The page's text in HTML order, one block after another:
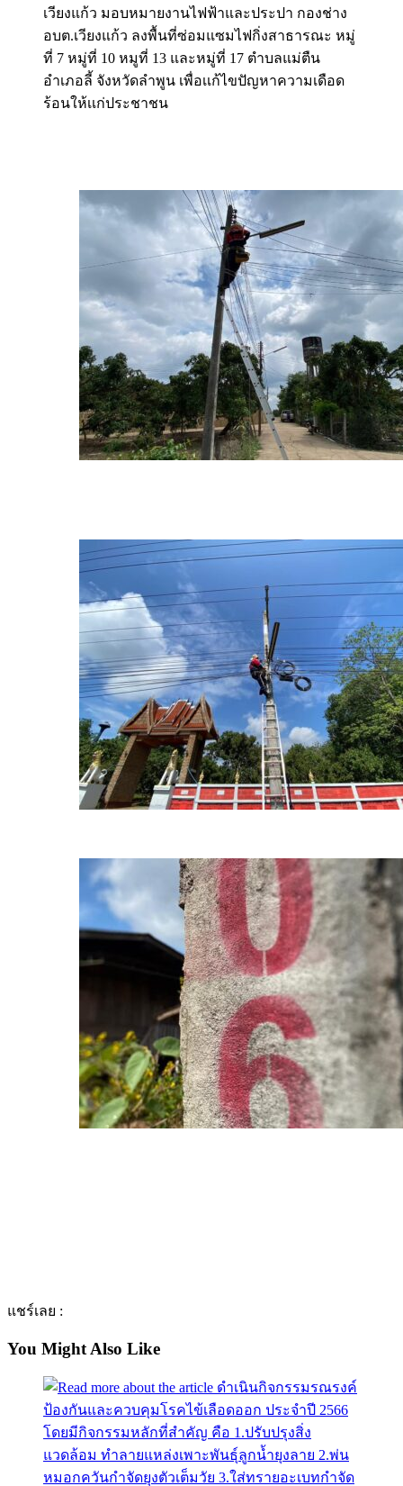
เวียงแก้ว มอบหมายงานไฟฟ้าและประปา กองช่าง
อบต.เวียงแก้ว ลงพื้นที่ซ่อมแซมไฟกิ่งสาธารณะ หมู่
ที่ 7 หมู่ที่ 10 หมูที่ 13 และหมู่ที่ 17 ตำบลแม่ตืน
อำเภอลี้ จังหวัดลำพูน เพื่อเเก้ไขปัญหาความเดือด
ร้อนให้เเก่ประชาชน
แชร์เลย :
You Might Also Like